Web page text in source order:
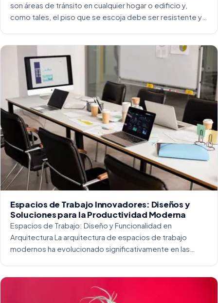
son áreas de tránsito en cualquier hogar o edificio y,
como tales, el piso que se escoja debe ser resistente y
Espacios de Trabajo Innovadores: Diseños y
Soluciones para la Productividad Moderna
Espacios de Trabajo: Diseño y Funcionalidad en
Arquitectura La arquitectura de espacios de trabajo
modernos ha evolucionado significativamente en las